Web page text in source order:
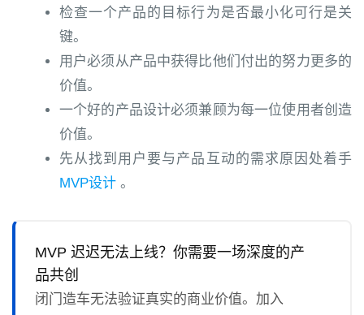
检查一个产品的目标行为是否最小化可行是关
键。
用户必须从产品中获得比他们付出的努力更多的
价值。
一个好的产品设计必须兼顾为每一位使用者创造
价值。
先从找到用户要与产品互动的需求原因处着手
MVP设计 。
MVP 迟迟无法上线？你需要一场深度的产
品共创
闭门造车无法验证真实的商业价值。加入